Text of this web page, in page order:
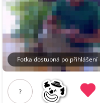
Fotka dostupná po přihlášení
?